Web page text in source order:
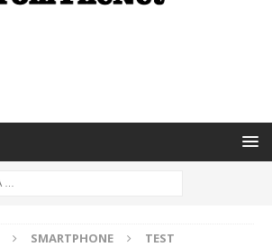
SMARTPHONE
TEST